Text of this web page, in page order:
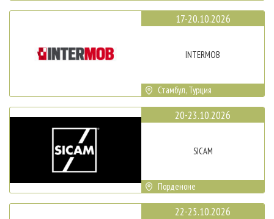
17-20.10.2026
INTERMOB
Стамбул, Турция
20-23.10.2026
SICAM
Порденоне
22-25.10.2026